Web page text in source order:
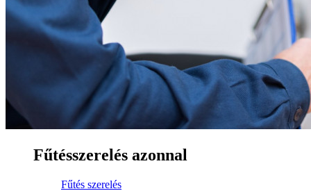
Fűtésszerelés azonnal
Fűtés szerelés